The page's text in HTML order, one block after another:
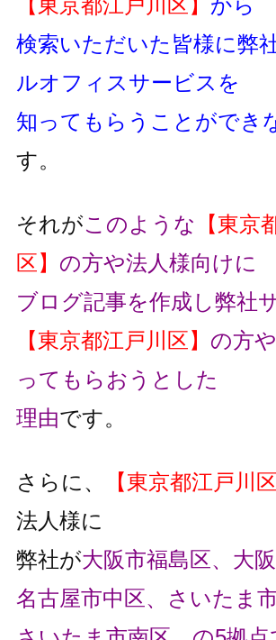
検索いただいた皆様に弊
ルオフィスサービスを
知ってもらうことができ
す。
それがこのような
【東京
区】 の方や法人様向けに
ブログ記事を作成し弊社
【東京都江戸川区】 の方
ってもらおうとした
理由です。
さらに、 【東京都江戸川区
法人様に
弊社が大阪市福島区、大阪
名古屋市中区、さいたま市